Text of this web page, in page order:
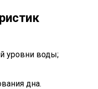
уровни воды;
дна.